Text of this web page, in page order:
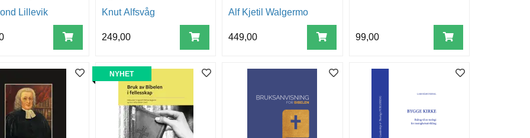
Lillevik
Knut Alfsvåg
249,00
Alf Kjetil Walgermo
449,00 99,00
NYHET